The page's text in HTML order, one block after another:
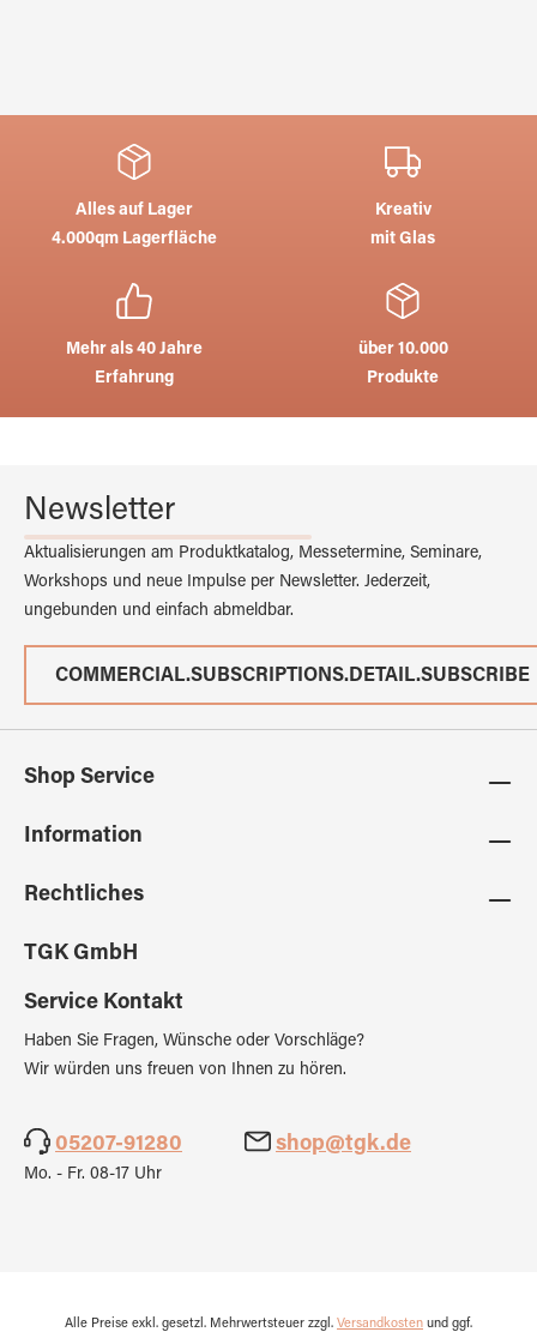
Alles auf Lager
4.000qm Lagerfläche
Kreativ
mit Glas
Mehr als 40 Jahre
Erfahrung
über 10.000
Produkte
Newsletter
Aktualisierungen am Produktkatalog, Messetermine, Seminare,
Workshops und neue Impulse per Newsletter. Jederzeit,
ungebunden und einfach abmeldbar.
COMMERCIAL.SUBSCRIPTIONS.DETAIL.SUBSCRIBE
Shop Service
Information
Rechtliches
TGK GmbH
Service Kontakt
Haben Sie Fragen, Wünsche oder Vorschläge?
Wir würden uns freuen von Ihnen zu hören.
05207-91280 shop@tgk.de
Mo. - Fr. 08-17 Uhr
Alle Preise exkl. gesetzl. Mehrwertsteuer zzgl. Versandkosten und ggf.